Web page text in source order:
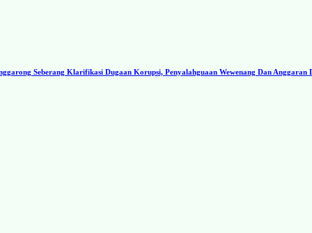
Seberang Klarifikasi Dugaan Korupsi, Penyalahguaan Wewenang Dan Anggaran